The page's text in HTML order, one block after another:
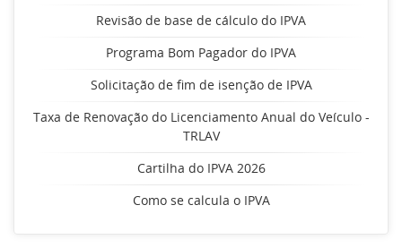
Revisão de base de cálculo do IPVA
Programa Bom Pagador do IPVA
Solicitação de fim de isenção de IPVA
Taxa de Renovação do Licenciamento Anual do Veículo -
TRLAV
Cartilha do IPVA 2026
Como se calcula o IPVA